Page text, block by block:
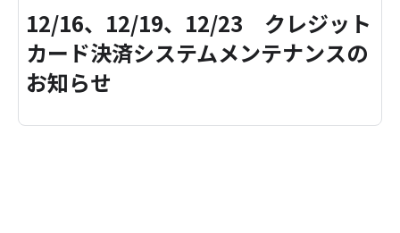
12/16、12/19、12/23 クレジット
カード決済システムメンテナンスの
お知らせ